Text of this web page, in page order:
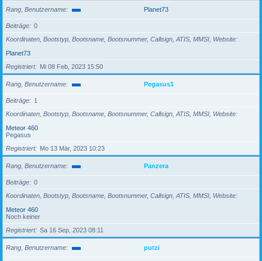
Rang, Benutzername Planet73
Beiträge
0
Koordinaten, Bootstyp, Bootsname, Bootsnummer, Callsign, ATIS, MMSI, Website
Planet73
Registriert
Mi 08 Feb, 2023 15:50
Rang, Benutzername Pegasus1
Beiträge
1
Koordinaten, Bootstyp, Bootsname, Bootsnummer, Callsign, ATIS, MMSI, Website
Meteor 460
Pegasus
Registriert
Mo 13 Mär, 2023 10:23
Rang, Benutzername Panzera
Beiträge
0
Koordinaten, Bootstyp, Bootsname, Bootsnummer, Callsign, ATIS, MMSI, Website
Meteor 460
Noch keiner
Registriert
Sa 16 Sep, 2023 08:11
Rang, Benutzername putzi